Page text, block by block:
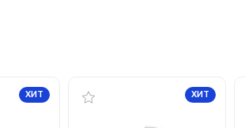
ХИТ ХИТ